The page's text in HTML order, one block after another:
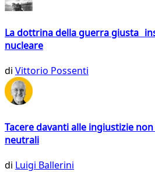
La dottrina della guerra giusta
nucleare
di Vittorio Possenti
Tacere davanti alle ingiustizie
neutrali
di Luigi Ballerini